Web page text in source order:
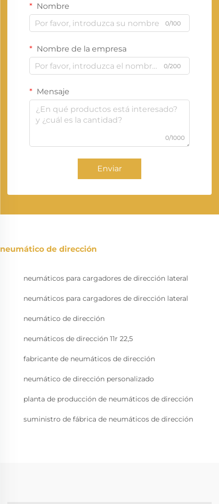
Nombre
0/100
Nombre de la empresa
0/200
Mensaje
0/1000
Enviar
neumático de dirección
neumáticos para cargadores de dirección lateral
neumáticos para cargadores de dirección lateral
neumático de dirección
neumáticos de dirección 11r 22,5
fabricante de neumáticos de dirección
neumático de dirección personalizado
planta de producción de neumáticos de dirección
suministro de fábrica de neumáticos de dirección